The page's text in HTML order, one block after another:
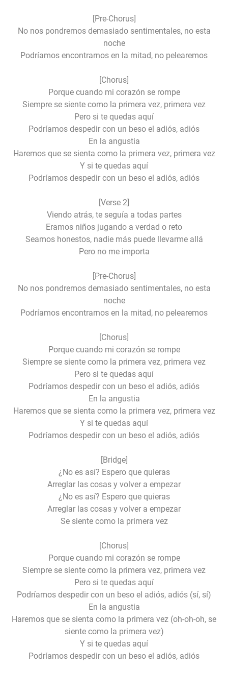
[Pre-Chorus]
No nos pondremos demasiado sentimentales, no esta
noche
Podríamos encontrarnos en la mitad, no pelearemos
[Chorus]
Porque cuando mi corazón se rompe
Siempre se siente como la primera vez, primera vez
Pero si te quedas aquí
Podríamos despedir con un beso el adiós, adiós
En la angustia
Haremos que se sienta como la primera vez, primera vez
Y si te quedas aquí
Podríamos despedir con un beso el adiós, adiós
[Verse 2]
Viendo atrás, te seguía a todas partes
Eramos niños jugando a verdad o reto
Seamos honestos, nadie más puede llevarme allá
Pero no me importa
[Pre-Chorus]
No nos pondremos demasiado sentimentales, no esta
noche
Podríamos encontrarnos en la mitad, no pelearemos
[Chorus]
Porque cuando mi corazón se rompe
Siempre se siente como la primera vez, primera vez
Pero si te quedas aquí
Podríamos despedir con un beso el adiós, adiós
En la angustia
Haremos que se sienta como la primera vez, primera vez
Y si te quedas aquí
Podríamos despedir con un beso el adiós, adiós
[Bridge]
¿No es así? Espero que quieras
Arreglar las cosas y volver a empezar
¿No es así? Espero que quieras
Arreglar las cosas y volver a empezar
Se siente como la primera vez
[Chorus]
Porque cuando mi corazón se rompe
Siempre se siente como la primera vez, primera vez
Pero si te quedas aquí
Podríamos despedir con un beso el adiós, adiós (sí, sí)
En la angustia
Haremos que se sienta como la primera vez (oh-oh-oh, se
siente como la primera vez)
Y si te quedas aquí
Podríamos despedir con un beso el adiós, adiós